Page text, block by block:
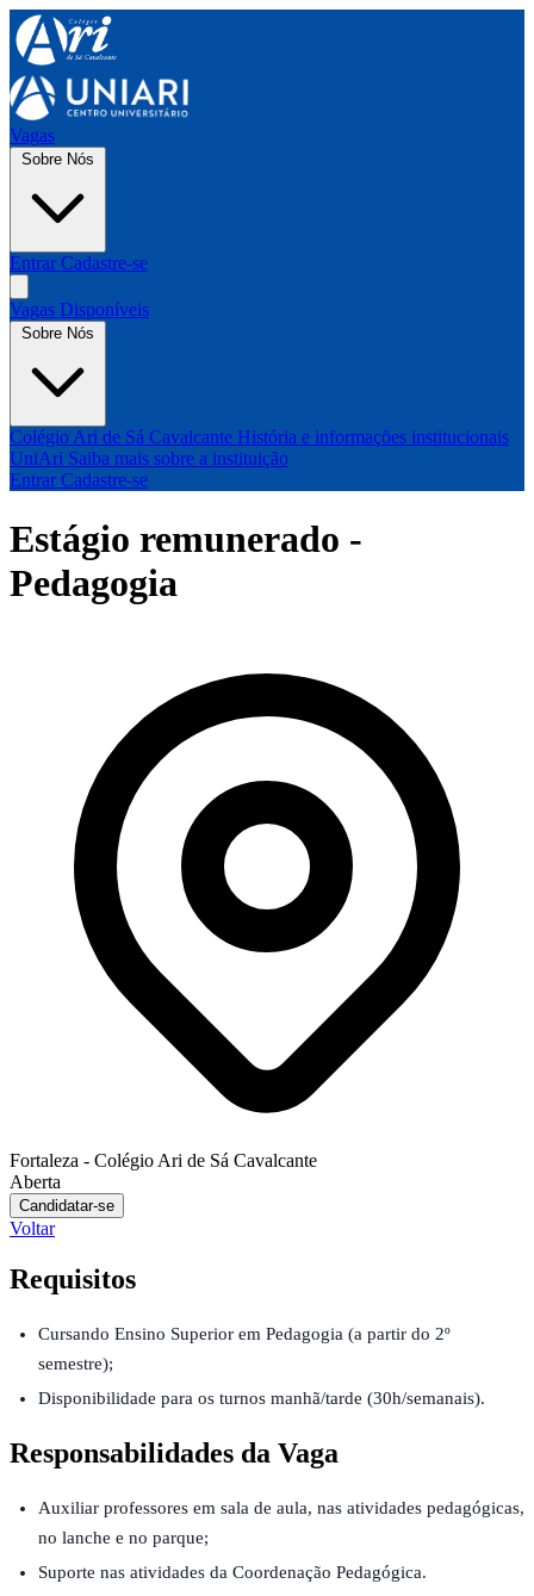
Vagas
Sobre Nós
Entrar Cadastre-se
Vagas Disponíveis
Sobre Nós
Colégio Ari de Sá Cavalcante História e informações institucionais
UniAri Saiba mais sobre a instituição
Entrar Cadastre-se
Estágio remunerado -
Pedagogia
Fortaleza - Colégio Ari de Sá Cavalcante
Aberta
Candidatar-se
Voltar
Requisitos
Cursando Ensino Superior em Pedagogia (a partir do 2º
semestre);
Disponibilidade para os turnos manhã/tarde (30h/semanais).
Responsabilidades da Vaga
Auxiliar professores em sala de aula, nas atividades pedagógicas,
no lanche e no parque;
Suporte nas atividades da Coordenação Pedagógica.